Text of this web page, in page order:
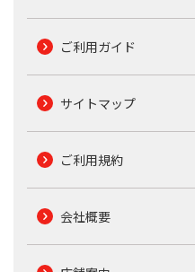
ご利用ガイド
サイトマップ
ご利用規約
会社概要